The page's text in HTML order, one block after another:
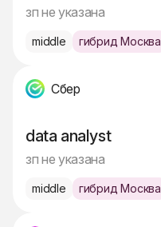
зп не указана
middle гибрид Москва
Сбер
data analyst
зп не указана
middle гибрид Москва